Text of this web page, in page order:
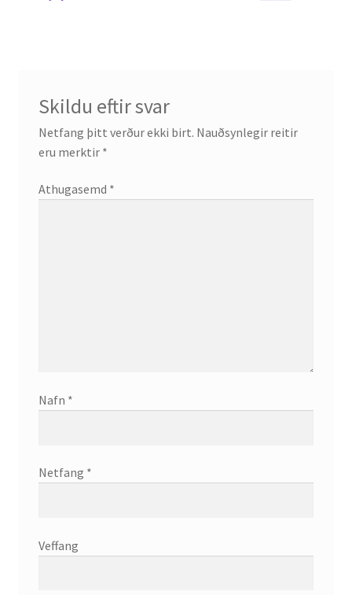
Skildu eftir svar
Netfang þitt verður ekki birt. Nauðsynlegir reitir
eru merktir *
Athugasemd *
Nafn *
Netfang *
Veffang